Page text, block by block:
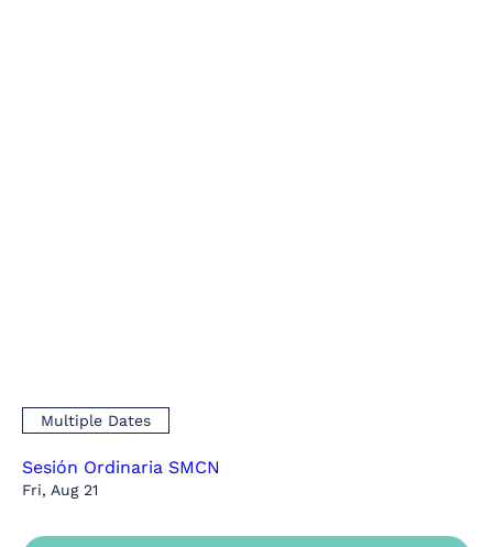
Multiple Dates
Sesión Ordinaria SMCN
Fri, Aug 21